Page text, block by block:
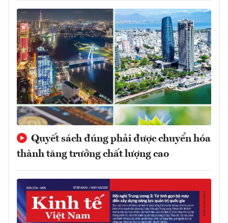
Quyết sách đúng phải được chuyển hóa
thành tăng trưởng chất lượng cao